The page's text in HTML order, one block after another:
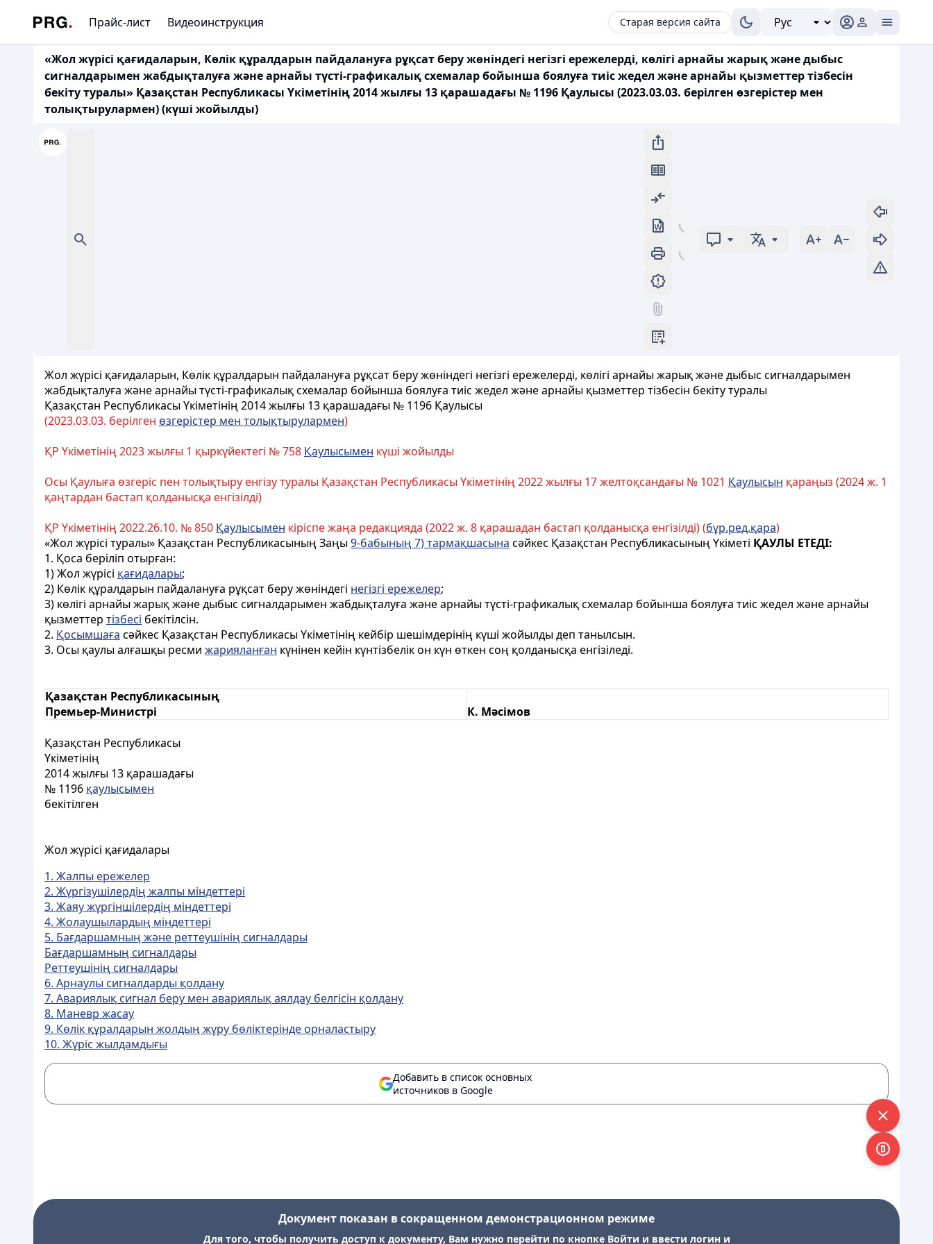
Прайс-лист Видеоинструкция Старая версия сайта
«Жол жүрісі қағидаларын, Көлік құралдарын пайдалануға рұқсат беру жөніндегі негізгі ережелерді, көлігі арнайы жарық және дыбыс
сигналдарымен жабдықталуға және арнайы түсті-графикалық схемалар бойынша боялуға тиіс жедел және арнайы қызметтер тізбесін
бекіту туралы» Қазақстан Республикасы Үкіметінің 2014 жылғы 13 қарашадағы № 1196 Қаулысы (2023.03.03. берілген өзгерістер мен
толықтырулармен) (күші жойылды)
Жол жүрісі қағидаларын, Көлік құралдарын пайдалануға рұқсат беру жөніндегі негізгі ережелерді, көлігі арнайы жарық және дыбыс сигналдарымен
жабдықталуға және арнайы түсті-графикалық схемалар бойынша боялуға тиіс жедел және арнайы қызметтер тізбесін бекіту туралы
Қазақстан Республикасы Үкіметінің 2014 жылғы 13 қарашадағы № 1196 Қаулысы
(2023.03.03. берілген өзгерістер мен толықтырулармен)
ҚР Үкіметінің 2023 жылғы 1 қыркүйектегі № 758 Қаулысымен күші жойылды
Осы Қаулыға өзгеріс пен толықтыру енгізу туралы Қазақстан Республикасы Үкіметінің 2022 жылғы 17 желтоқсандағы № 1021 Қаулысын қараңыз (2024 ж. 1
қаңтардан бастап қолданысқа енгізілді)
ҚР Үкіметінің 2022.26.10. № 850 Қаулысымен кіріспе жаңа редакцияда (2022 ж. 8 қарашадан бастап қолданысқа енгізілді) (бұр.ред.қара)
«Жол жүрісі туралы» Қазақстан Республикасының Заңы9-бабының 7) тармақшасына сәйкес Қазақстан Республикасының Үкіметі ҚАУЛЫ ЕТЕДІ:
1. Қоса беріліп отырған:
1) Жол жүрісі қағидалары;
2) Көлік құралдарын пайдалануға рұқсат беру жөніндегі негізгі ережелер;
3) көлігі арнайы жарық және дыбыс сигналдарымен жабдықталуға және арнайы түсті-графикалық схемалар бойынша боялуға тиіс жедел және арнайы
қызметтер тізбесі бекітілсін.
2. Қосымшаға сәйкес Қазақстан Республикасы Үкіметінің кейбір шешімдерінің күші жойылды деп танылсын.
3. Осы қаулы алғашқы ресми жарияланған күнінен кейін күнтізбелік он күн өткен соң қолданысқа енгізіледі.
Қазақстан Республикасының
Премьер-Министрі
К. Мәсімов
Қазақстан Республикасы
Үкіметінің
2014 жылғы 13 қарашадағы
№ 1196 қаулысымен
бекітілген
Жол жүрісі қағидалары
1. Жалпы ережелер
2. Жүргізушілердің жалпы міндеттері
3. Жаяу жүргіншілердің міндеттері
4. Жолаушылардың міндеттері
5. Бағдаршамның және реттеушінің сигналдары
Бағдаршамның сигналдары
Реттеушінің сигналдары
6. Арнаулы сигналдарды қолдану
7. Авариялық сигнал беру мен авариялық аялдау белгісін қолдану
8. Маневр жасау
9. Көлік құралдарын жолдың жүру бөліктерінде орналастыру
10. Жүріс жылдамдығы
Добавить в список основных
источников в Google
Документ показан в сокращенном демонстрационном режиме
Для того, чтобы получить доступ к документу, Вам нужно перейти по кнопке Войти и ввести логин и